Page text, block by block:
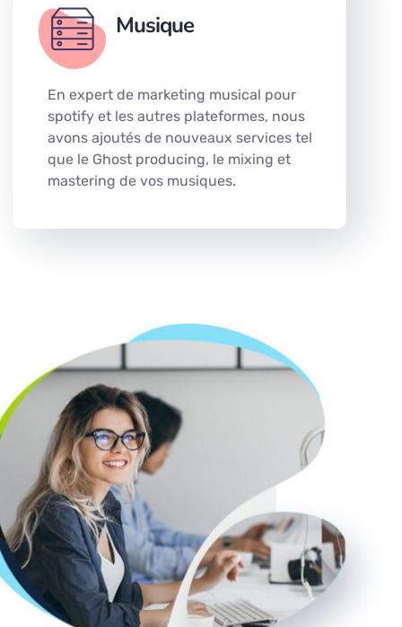
Musique
En expert de marketing musical pour
spotify et les autres plateformes, nous
avons ajoutés de nouveaux services tel
que le Ghost producing, le mixing et
mastering de vos musiques.